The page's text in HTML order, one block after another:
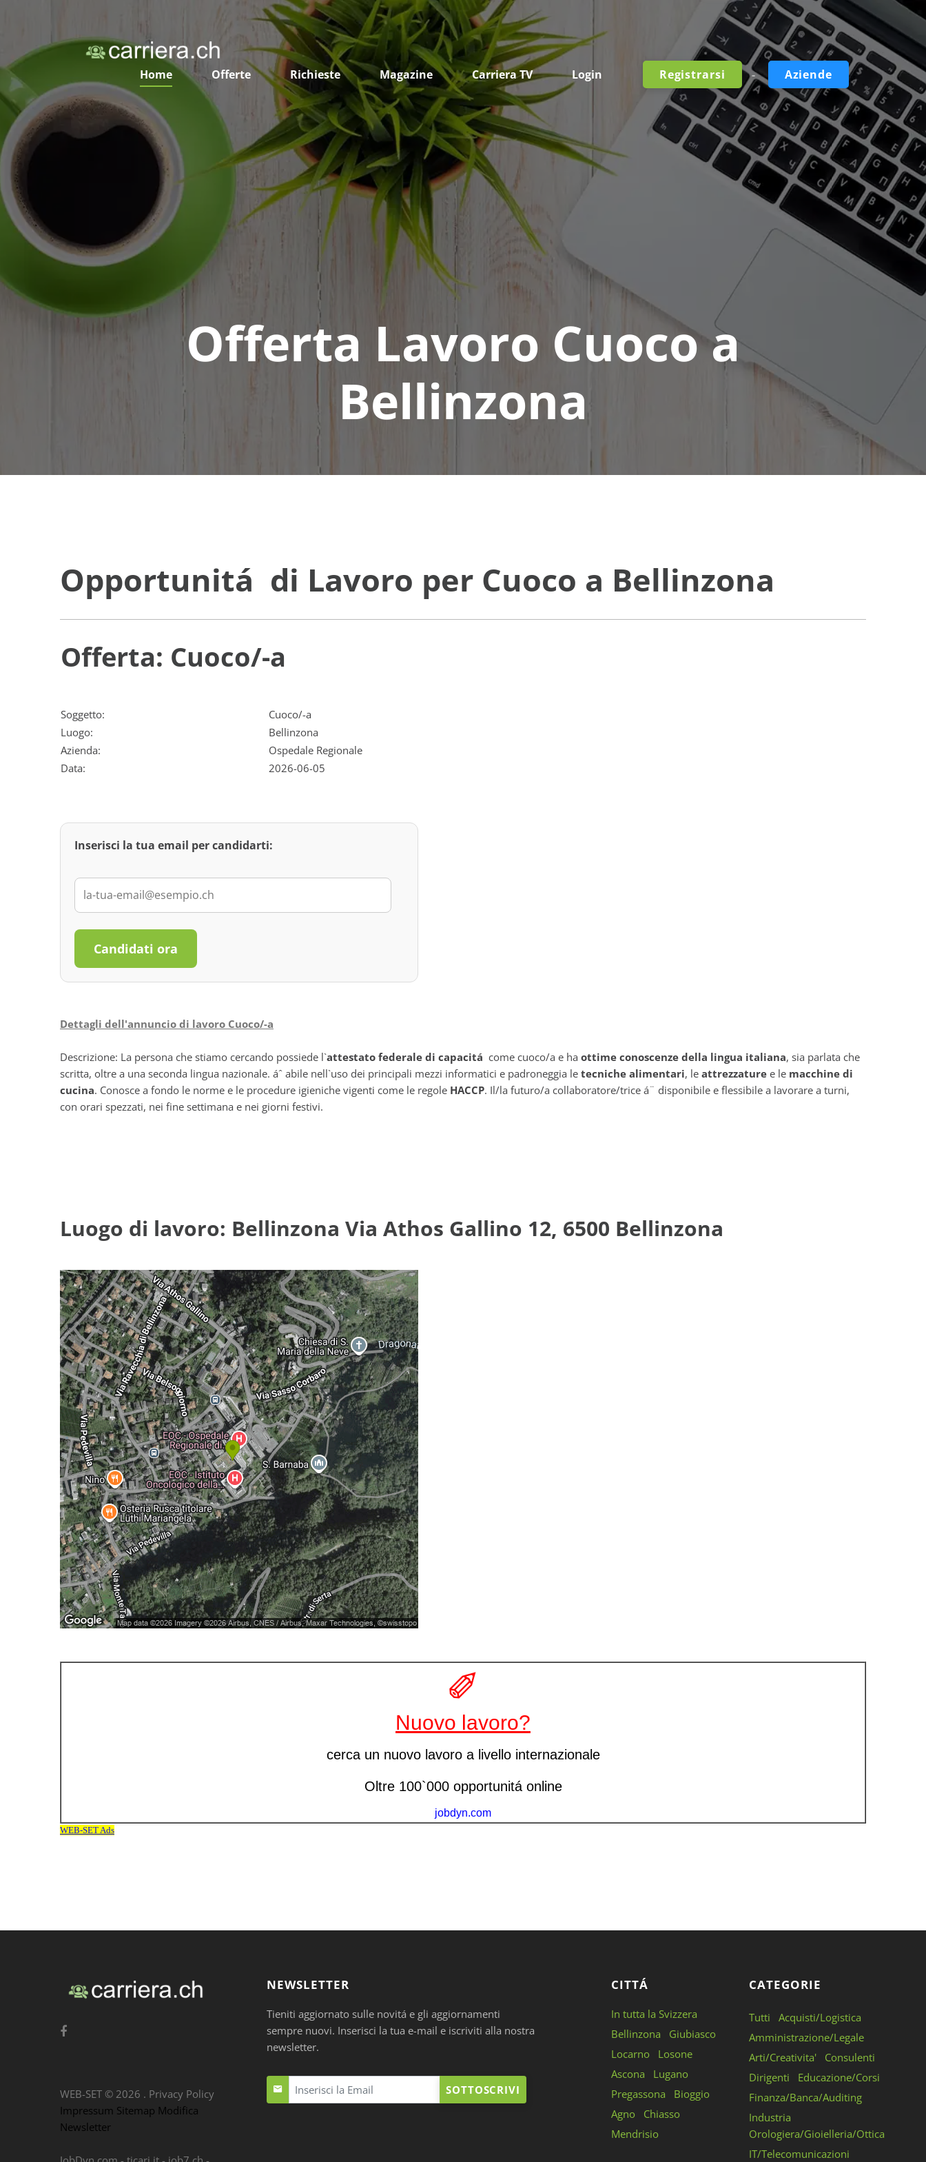
Home Offerte Richieste Magazine Carriera TV Login Registrarsi - Aziende
Offerta Lavoro Cuoco a
Bellinzona
Opportunitá di Lavoro per Cuoco a Bellinzona
Offerta: Cuoco/-a
Soggetto:
Cuoco/-a
Luogo:
Bellinzona
Azienda:
Ospedale Regionale
Data:
2026-06-05
Inserisci la tua email per candidarti:
Candidati ora
Dettagli dell'annuncio di lavoro Cuoco/-a
Descrizione: La persona che stiamo cercando possiede l`attestato federale di capacitá come cuoco/a e ha ottime conoscenze della lingua italiana, sia parlata che
scritta, oltre a una seconda lingua nazionale. áˆ abile nell`uso dei principali mezzi informatici e padroneggia le tecniche alimentari, le attrezzature e le macchine di
cucina. Conosce a fondo le norme e le procedure igieniche vigenti come le regole HACCP. Il/la futuro/a collaboratore/trice á¨ disponibile e flessibile a lavorare a turni,
con orari spezzati, nei fine settimana e nei giorni festivi.
Luogo di lavoro: Bellinzona Via Athos Gallino 12, 6500 Bellinzona
NEWSLETTER
Tieniti aggiornato sulle novitá e gli aggiornamenti
sempre nuovi. Inserisci la tua e-mail e iscriviti alla nostra
newsletter.
SOTTOSCRIVI
CITTÁ
In tutta la Svizzera
Bellinzona
Giubiasco
Locarno
Losone
Ascona
Lugano
Pregassona
Bioggio
Agno
Chiasso
Mendrisio
CATEGORIE
Tutti
Acquisti/Logistica
Amministrazione/Legale
Arti/Creativita'
Consulenti
Dirigenti
Educazione/Corsi
Finanza/Banca/Auditing
Industria
Orologiera/Gioielleria/Ottica
IT/Telecomunicazioni
WEB-SET © 2026 . Privacy Policy
Impressum Sitemap Modifica
Newsletter